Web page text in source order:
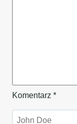
Komentarz *